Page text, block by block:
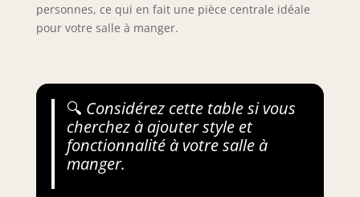
personnes, ce qui en fait une pièce centrale idéale
pour votre salle à manger.
🔍 Considérez cette table si vous
cherchez à ajouter style et
fonctionnalité à votre salle à
manger.